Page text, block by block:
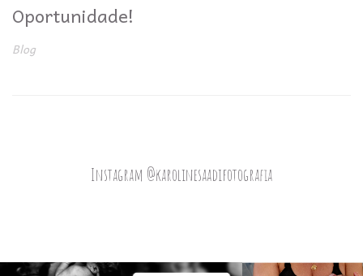
Oportunidade!
Blog
Instagram @karolinesaadifotografia